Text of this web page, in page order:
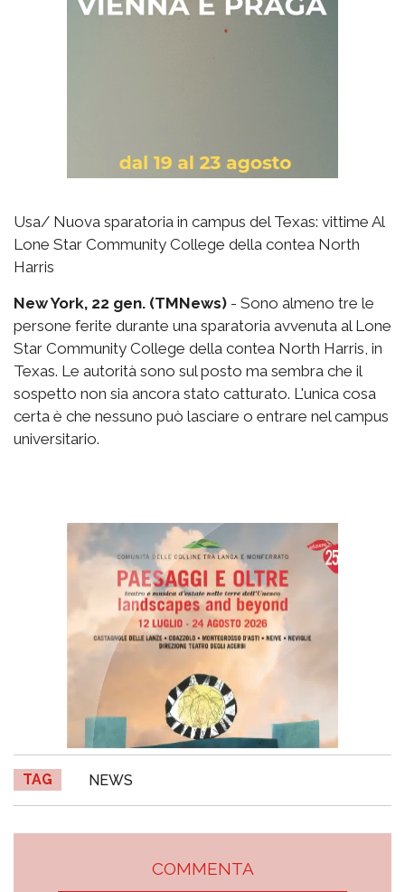
Usa/ Nuova sparatoria in campus del Texas: vittime Al
Lone Star Community College della contea North
Harris
New York, 22 gen. (TMNews) - Sono almeno tre le
persone ferite durante una sparatoria avvenuta al Lone
Star Community College della contea North Harris, in
Texas. Le autorità sono sul posto ma sembra che il
sospetto non sia ancora stato catturato. L'unica cosa
certa è che nessuno può lasciare o entrare nel campus
universitario.
TAG NEWS
COMMENTA